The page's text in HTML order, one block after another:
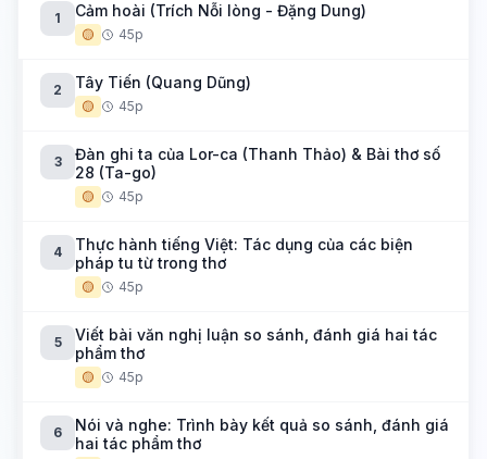
1 Cảm hoài (Trích Nỗi lòng - Đặng Dung)
🟡 45p
2 Tây Tiến (Quang Dũng)
🟡 45p
3
Đàn ghi ta của Lor-ca (Thanh Thảo) & Bài thơ số
28 (Ta-go)
🟡 45p
4
Thực hành tiếng Việt: Tác dụng của các biện
pháp tu từ trong thơ
🟡 45p
5
Viết bài văn nghị luận so sánh, đánh giá hai tác
phẩm thơ
🟡 45p
6
Nói và nghe: Trình bày kết quả so sánh, đánh giá
hai tác phẩm thơ